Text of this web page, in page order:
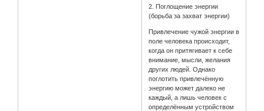
2. Поглощение энергии
(борьба за захват энергии)
Привлечение чужой энергии в
поле человека происходит,
когда он притягивает к себе
внимание, мысли, желания
других людей. Однако
поглотить привлечённую
энергию может далеко не
каждый, а лишь человек с
определённым устройством